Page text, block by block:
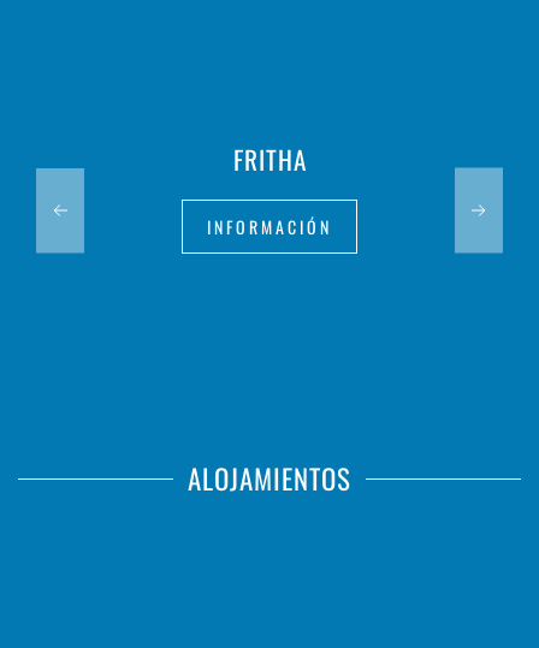
FRITHA
INFORMACIÓN
ALOJAMIENTOS